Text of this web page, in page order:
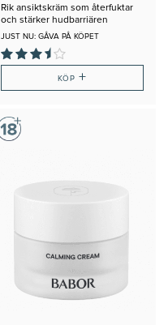
Rik ansiktskräm som återfuktar
och stärker hudbarriären
JUST NU: GÅVA PÅ KÖPET
KÖP +